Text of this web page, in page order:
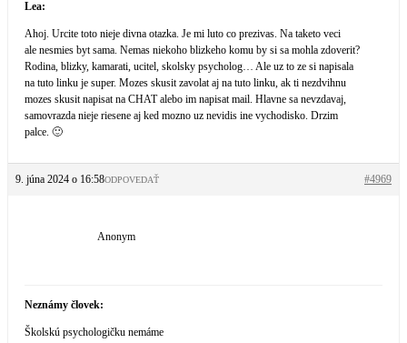
Lea:
Ahoj. Urcite toto nieje divna otazka. Je mi luto co prezivas. Na taketo veci
ale nesmies byt sama. Nemas niekoho blizkeho komu by si sa mohla zdoverit?
Rodina, blizky, kamarati, ucitel, skolsky psycholog… Ale uz to ze si napisala
na tuto linku je super. Mozes skusit zavolat aj na tuto linku, ak ti nezdvihnu
mozes skusit napisat na CHAT alebo im napisat mail. Hlavne sa nevzdavaj,
samovrazda nieje riesene aj ked mozno uz nevidis ine vychodisko. Drzim
palce. 🙂
9. júna 2024 o 16:58 #4969
ODPOVEDAŤ
Anonym
Neznámy človek:
Školskú psychologičku nemáme